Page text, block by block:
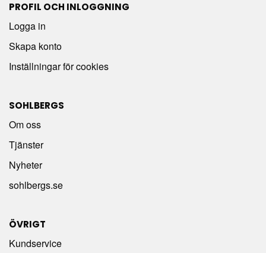
PROFIL OCH INLOGGNING
Logga in
Skapa konto
Inställningar för cookies
SOHLBERGS
Om oss
Tjänster
Nyheter
sohlbergs.se
ÖVRIGT
Kundservice